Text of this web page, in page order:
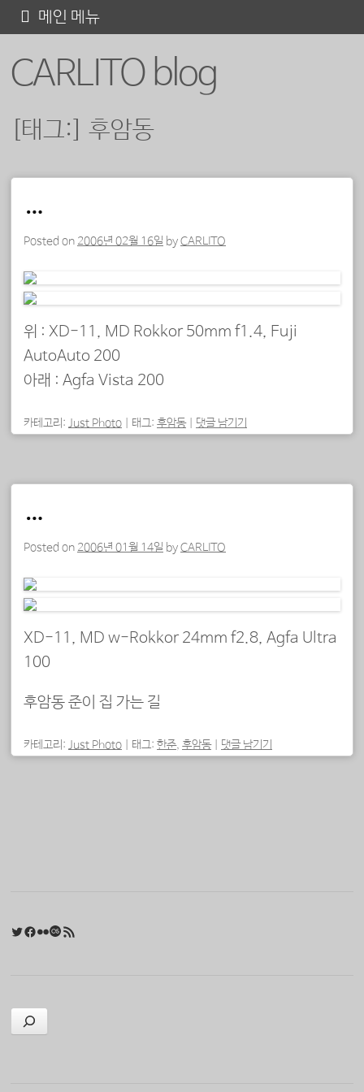
CARLITO blog
메인 메뉴
텐
[태그:] 후암동
…
Posted on 2006년 02월 16일 byCARLITO
위 : XD-11, MD Rokkor 50mm f1.4, Fuji
AutoAuto 200
아래 : Agfa Vista 200
카테고리: Just Photo 태그: 후암동 댓글 남기기
…
Posted on 2006년 01월 14일 byCARLITO
XD-11, MD w-Rokkor 24mm f2.8, Agfa Ultra
100
후암동 준이 집 가는 길
카테고리: Just Photo 태그: 한준, 후암동 댓글 남기기
Twitter
Facebook
FlickrLast.fm
검색